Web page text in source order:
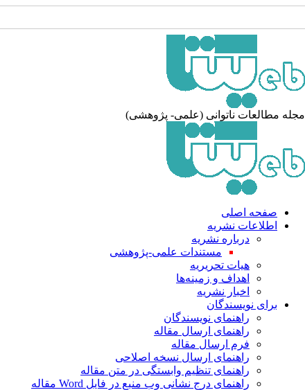
مجله مطالعات ناتوانی (علمی- پژوهشی)
صفحه اصلی
اطلاعات نشریه
درباره نشریه
مستندات علمی-پژوهشی
هیات تحریریه
اهداف و زمینه‌ها
اخبار نشریه
برای نویسندگان
راهنمای نویسندگان
راهنمای ارسال مقاله
فرم ارسال مقاله
راهنمای ارسال نسخه اصلاحی
راهنمای تنظیم وابستگی در متن مقاله
راهنمای درج نشانی وب منبع در فایل Word مقاله